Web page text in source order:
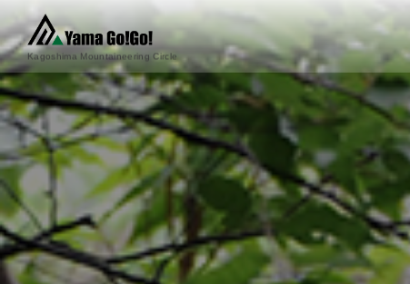
Kagoshima Mountaineering Circle